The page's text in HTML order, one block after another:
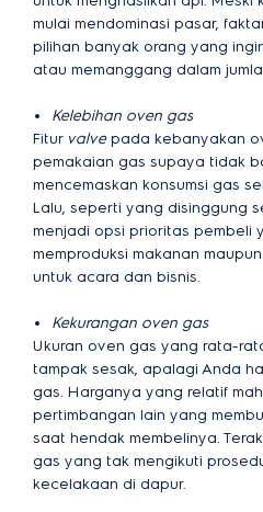
mulai mendominasi pasar,
pilihan banyak orang yang
atau memanggang dalam
Kelebihan oven gas
Fitur valvepada kebanyakan
pemakaian gas supaya tidak
mencemaskan konsumsi gas
Lalu, seperti yang disinggung
menjadi opsi prioritas pembeli
memproduksi makanan
untuk acara dan bisnis.
Kekurangan oven gas
Ukuran oven gas yang rata-
tampak sesak, apalagi Anda
gas. Harganya yang relatif
pertimbangan lain yang
saat hendak membelinya.
gas yang tak mengikuti
kecelakaan di dapur.